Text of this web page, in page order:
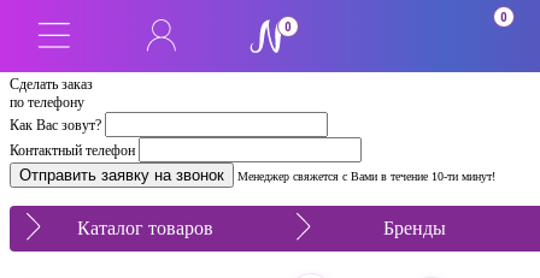
Сделать заказ
по телефону
Как Вас зовут?
Контактный телефон
Менеджер свяжется с Вами в течение 10-ти минут!
0
0
Каталог товаров Бренды